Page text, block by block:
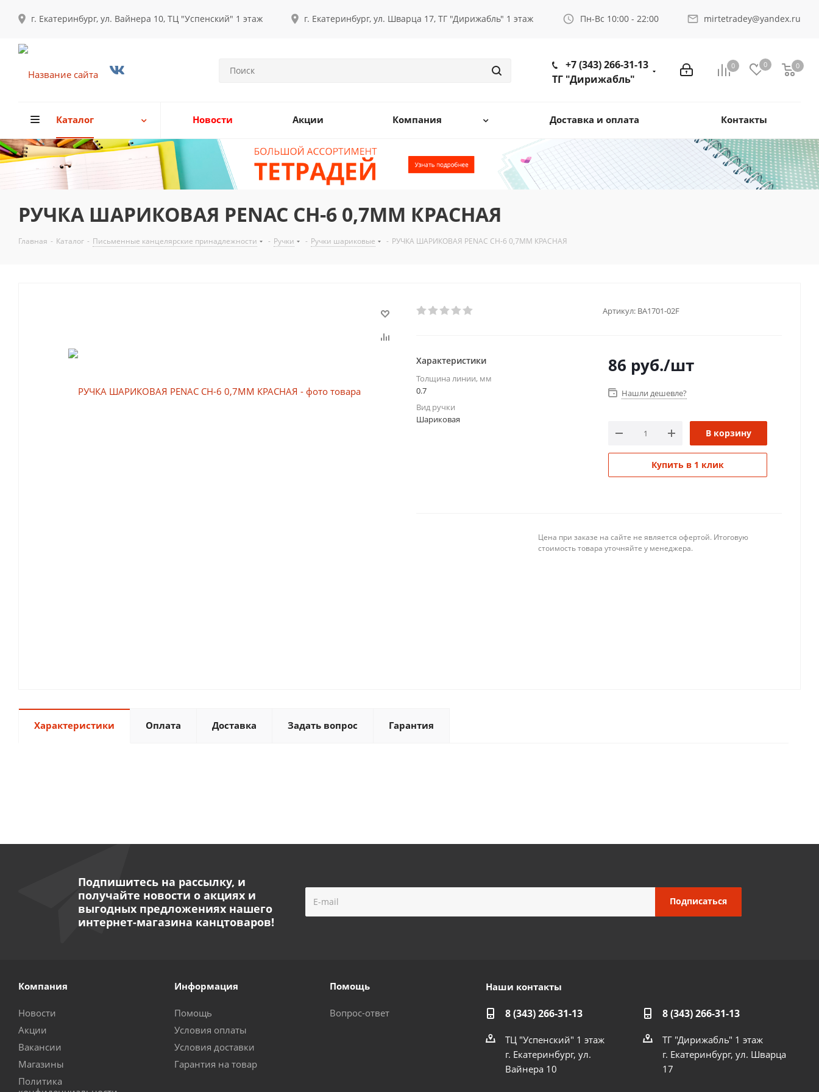
г. Екатеринбург, ул. Вайнера 10, ТЦ "Успенский" 1 этаж г. Екатеринбург, ул. Шварца 17, ТГ "Дирижабль" 1 этаж Пн-Вс 10:00 - 22:00 mirtetradey@yandex.ru
0 0 0
+7 (343) 266-31-13
ТГ "Дирижабль"
Каталог Новости Акции Компания Доставка и оплата Контакты
РУЧКА ШАРИКОВАЯ PENAC CH-6 0,7ММ КРАСНАЯ
Главная - Каталог - Письменные канцелярские принадлежности - Ручки - Ручки шариковые - РУЧКА ШАРИКОВАЯ PENAC CH-6 0,7ММ КРАСНАЯ
Артикул: BA1701-02F
Характеристики
Толщина линии, мм
0.7
Вид ручки
Шариковая
86 руб./шт
Нашли дешевле?
В корзину
Купить в 1 клик
Цена при заказе на сайте не является офертой. Итоговую
стоимость товара уточняйте у менеджера.
Характеристики Оплата Доставка Задать вопрос Гарантия
Подпишитесь на рассылку, и
получайте новости о акциях и
выгодных предложениях нашего
интернет-магазина канцтоваров!
Компания
Новости
Акции
Вакансии
Магазины
Политика
Информация
Помощь
Условия оплаты
Условия доставки
Гарантия на товар
Помощь
Вопрос-ответ
Наши контакты
8 (343) 266-31-13
ТЦ "Успенский" 1 этаж
г. Екатеринбург, ул.
Вайнера 10
8 (343) 266-31-13
ТГ "Дирижабль" 1 этаж
г. Екатеринбург, ул. Шварца
17